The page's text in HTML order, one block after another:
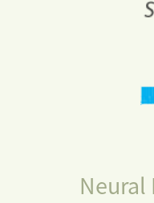
Neural